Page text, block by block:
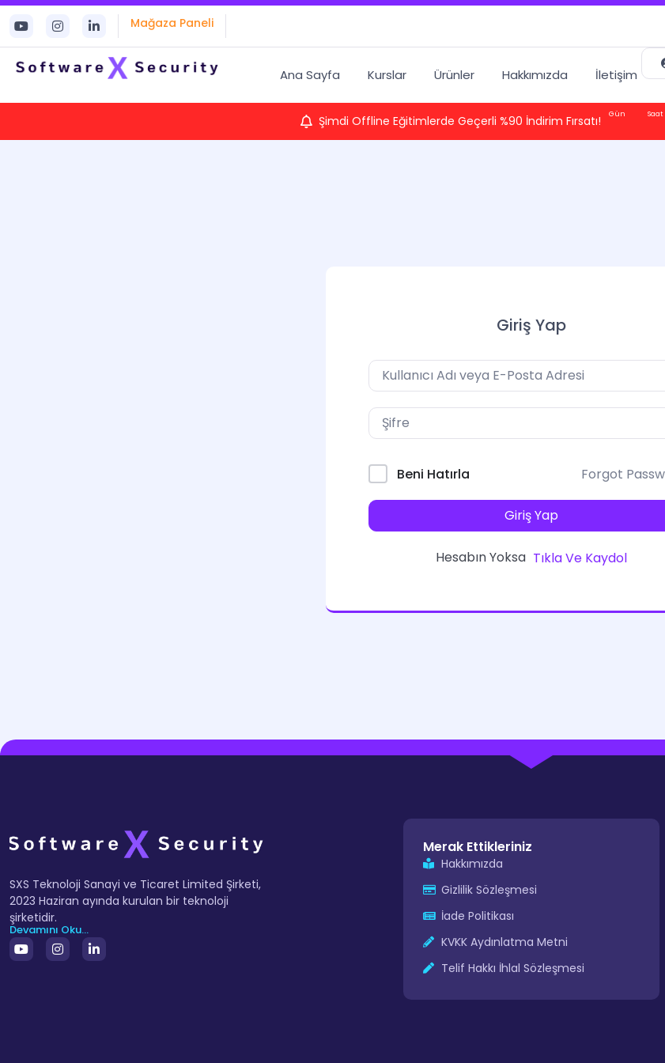
Mağaza Paneli
Ana Sayfa Kurslar Ürünler Hakkımızda İletişim
Şimdi Offline Eğitimlerde Geçerli %90 İndirim Fırsatı! Gün Saat
Giriş Yap
Beni Hatırla Forgot
Giriş Yap
Hesabın Yoksa Tıkla Ve Kaydol
SXS Teknoloji Sanayi ve Ticaret Limited Şirketi,
2023 Haziran ayında kurulan bir teknoloji
şirketidir.
Devamını Oku...
Merak Ettikleriniz
Hakkımızda
Gizlilik Sözleşmesi
İade Politikası
KVKK Aydınlatma Metni
Telif Hakkı İhlal Sözleşmesi